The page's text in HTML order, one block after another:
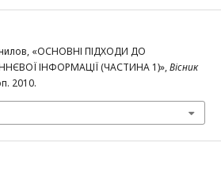
«ОСНОВНІ ПІДХОДИ ДО
ІНФОРМАЦІЇ (ЧАСТИНА 1)»,Вісник
2010.